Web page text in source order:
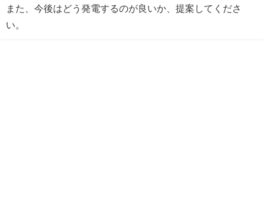
また、今後はどう発電するのが良いか、提案してくださ
い。